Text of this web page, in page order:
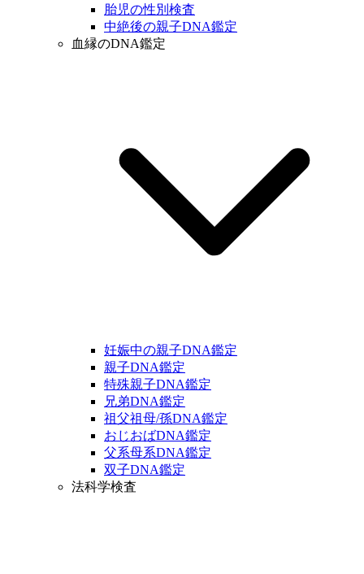
胎児の性別検査
中絶後の親子DNA鑑定
血縁のDNA鑑定
妊娠中の親子DNA鑑定
親子DNA鑑定
特殊親子DNA鑑定
兄弟DNA鑑定
祖父祖母/孫DNA鑑定
おじおばDNA鑑定
父系母系DNA鑑定
双子DNA鑑定
法科学検査